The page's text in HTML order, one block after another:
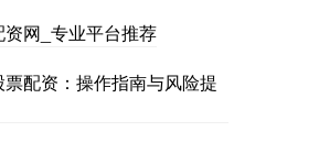
网_专业平台推荐
配资：操作指南与风险提